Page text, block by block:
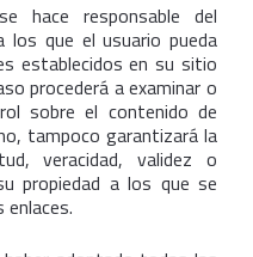
hace responsable del
que el usuario pueda
establecidos en su sitio
procederá a examinar o
sobre el contenido de
tampoco garantizará la
veracidad, validez o
propiedad a los que se
enlaces.